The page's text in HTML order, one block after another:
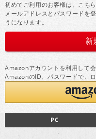
初めてご利用のお客様は、こち
メールアドレスとパスワードを
うになります。
Amazonアカウントを利用して会
AmazonのID、パスワードで、
PC